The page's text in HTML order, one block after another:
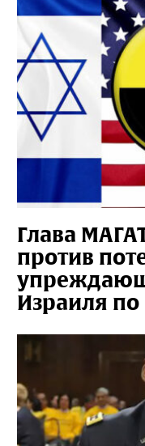
Глава
против
Израиля